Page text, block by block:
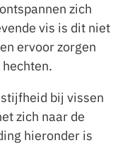
zich
vis is dit niet
ervoor zorgen
bij vissen
zich naar de
hieronder is